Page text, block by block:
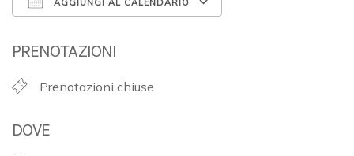
AGGIUNGI AL CALENDARIO
PRENOTAZIONI
Prenotazioni chiuse
DOVE